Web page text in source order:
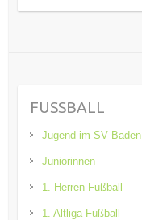
FUSSBALL
Jugend im SV Baden
Juniorinnen
1. Herren Fußball
1. Altliga Fußball